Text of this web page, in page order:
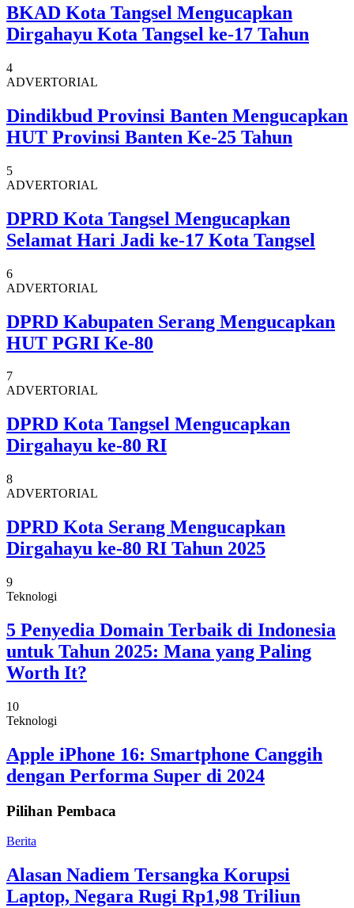
BKAD Kota Tangsel Mengucapkan
Dirgahayu Kota Tangsel ke-17 Tahun
4
ADVERTORIAL
Dindikbud Provinsi Banten Mengucapkan
HUT Provinsi Banten Ke-25 Tahun
5
ADVERTORIAL
DPRD Kota Tangsel Mengucapkan
Selamat Hari Jadi ke-17 Kota Tangsel
6
ADVERTORIAL
DPRD Kabupaten Serang Mengucapkan
HUT PGRI Ke-80
7
ADVERTORIAL
DPRD Kota Tangsel Mengucapkan
Dirgahayu ke-80 RI
8
ADVERTORIAL
DPRD Kota Serang Mengucapkan
Dirgahayu ke-80 RI Tahun 2025
9
Teknologi
5 Penyedia Domain Terbaik di Indonesia
untuk Tahun 2025: Mana yang Paling
Worth It?
10
Teknologi
Apple iPhone 16: Smartphone Canggih
dengan Performa Super di 2024
Pilihan Pembaca
Berita
Alasan Nadiem Tersangka Korupsi
Laptop, Negara Rugi Rp1,98 Triliun